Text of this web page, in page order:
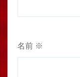
名前 ※